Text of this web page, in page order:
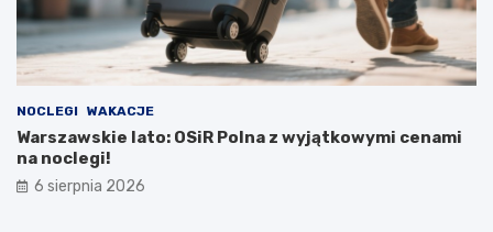
NOCLEGI WAKACJE
Warszawskie lato: OSiR Polna z wyjątkowymi cenami
na noclegi!
6 sierpnia 2026